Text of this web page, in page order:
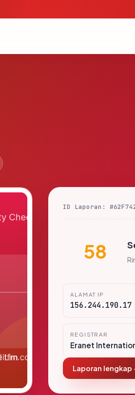
ID Laporan:
58
ALAMAT IP
156.244.190.17
REGISTRAR
Eranet
Laporan lengkap